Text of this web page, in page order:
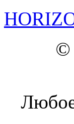
©
Любое